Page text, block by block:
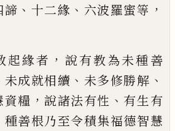
諦 、 十二緣 、 六波羅蜜等 ，
起緣者 ， 說有教為未種善
未成就相續 、 未多修勝解 、
資糧 ，說諸法有性 、 有生有
種善根乃至令積集福德智慧